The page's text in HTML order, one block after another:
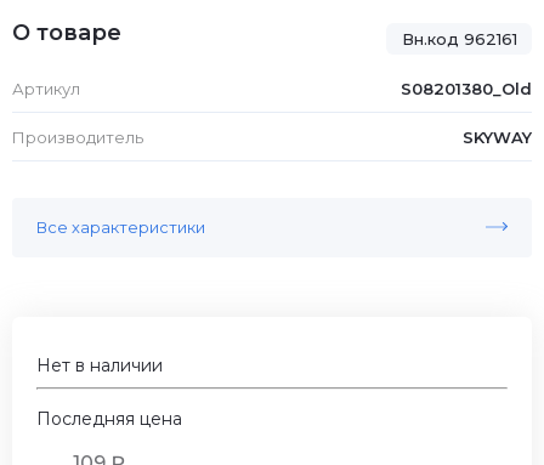
Вн.код 962161
О товаре
Артикул S08201380_Old
Производитель SKYWAY
Все характеристики
Нет в наличии
Последняя цена